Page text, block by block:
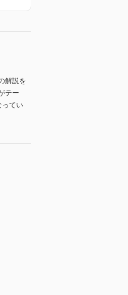
解説を
テー
ってい